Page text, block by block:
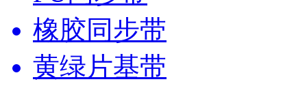
橡胶同步带
黄绿片基带